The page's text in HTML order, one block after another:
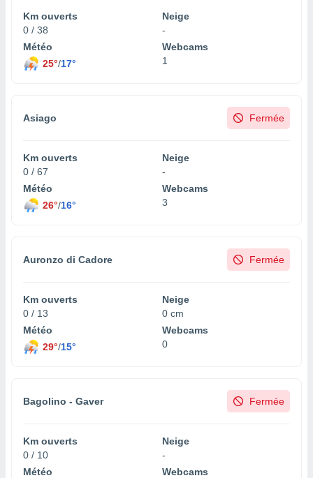
des
profils
des
les
ou
utiliser
le
Km ouverts
0 / 38
Neige
-
Météo
25°/17°
Webcams
1
Asiago Fermée
Km ouverts
0 / 67
Neige
-
Météo
26°/16°
Webcams
3
Auronzo di Cadore Fermée
Km ouverts
0 / 13
Neige
0 cm
Météo
29°/15°
Webcams
0
Bagolino - Gaver Fermée
Km ouverts
0 / 10
Neige
-
Météo
Webcams